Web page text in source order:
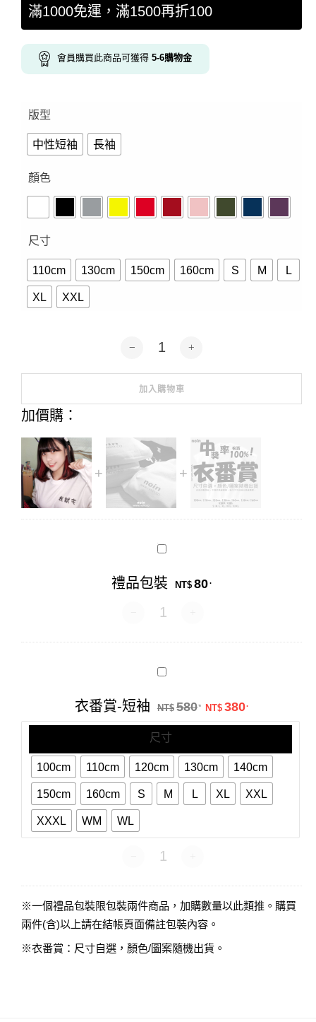
滿1000免運，滿1500再折100
會員購買此商品可獲得 5-6購物金
版型
中性短袖 長袖
顏色
尺寸
110cm 130cm 150cm 160cm S M L
XL XXL
我就宅-短袖.長袖10色 數量
加入購物車
Alternative:
加價購：
禮
裝
禮品包裝 NT$ 80.
禮品包裝 數量
衣
短
袖
衣番賞-短袖 NT$ 580. 原始價格：
NT$ 380.目前價格
尺寸
100cm 110cm 120cm 130cm 140cm
150cm 160cm S M L XL XXL
XXXL WM WL
衣番賞-短袖 數量
※一個禮品包裝限包裝兩件商品，加購數量以此類推。購買
兩件(含)以上請在結帳頁面備註包裝內容。
※衣番賞：尺寸自選，顏色/圖案隨機出貨。